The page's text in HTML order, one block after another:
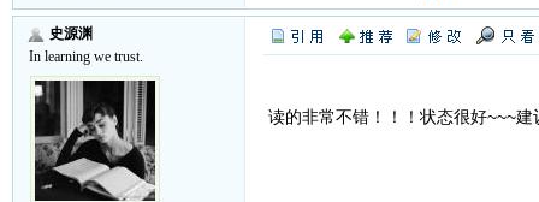
史源渊
In learning we trust.
读的非常不错！！！状态很好~~~